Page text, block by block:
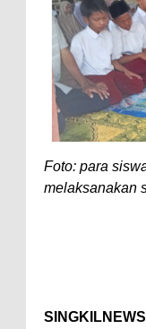
Foto: para
melaksanakan